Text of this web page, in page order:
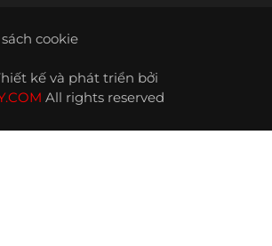
cookie
kế và phát triển bởi
All rights reserved